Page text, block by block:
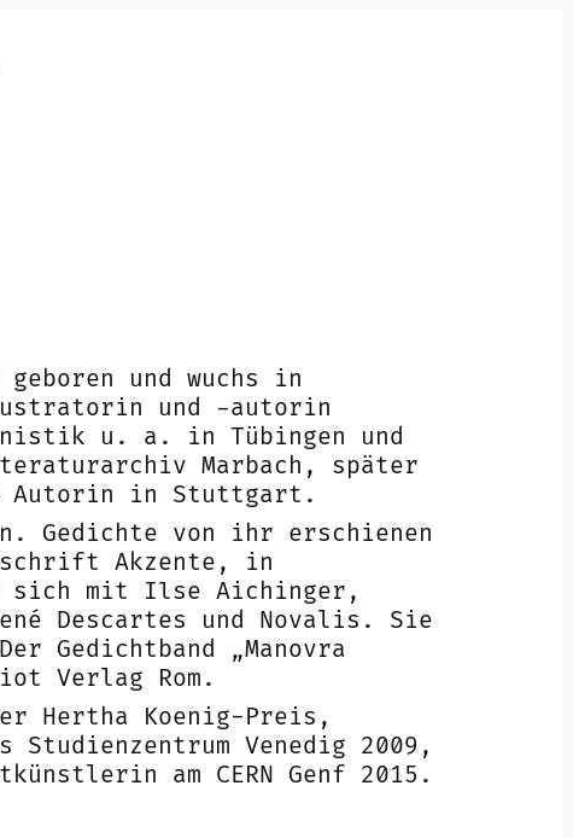
geboren und wuchs in
und -autorin
u. a. in Tübingen und
Marbach, später
Autorin in Stuttgart.
Gedichte von ihr erschienen
Akzente, in
sich mit Ilse Aichinger,
Descartes und Novalis. Sie
Gedichtband „Manovra
Verlag Rom.
Hertha Koenig-Preis,
Studienzentrum Venedig 2009,
am CERN Genf 2015.